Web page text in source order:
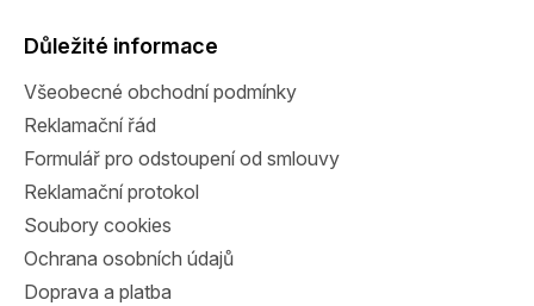
Důležité informace
Všeobecné obchodní podmínky
Reklamační řád
Formulář pro odstoupení od smlouvy
Reklamační protokol
Soubory cookies
Ochrana osobních údajů
Doprava a platba